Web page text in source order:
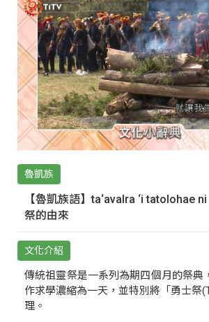
魯凱族
【魯凱族語】ta‘avalra ‘i tatolohae
祭的由來
文化介紹
傳統祖靈祭是一系列為期四個月的祭典
作求學濃縮為一天，並特別將「勇士祭
理。